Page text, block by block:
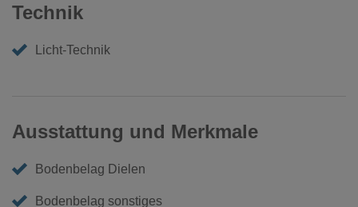
Technik
Licht-Technik
Ausstattung und Merkmale
Bodenbelag Dielen
Bodenbelag sonstiges